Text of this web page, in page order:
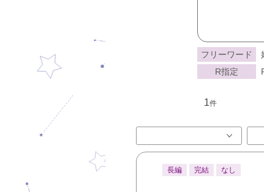
フリーワード
R指定
1件
長編 完結 なし